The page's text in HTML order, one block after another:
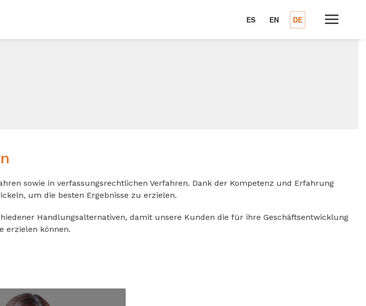
ES EN DE
sowie in verfassungsrechtlichen Verfahren. Dank der Kompetenz und Erfahrung
um die besten Ergebnisse zu erzielen.
Handlungsalternativen, damit unsere Kunden die für ihre Geschäftsentwicklung
erzielen können.